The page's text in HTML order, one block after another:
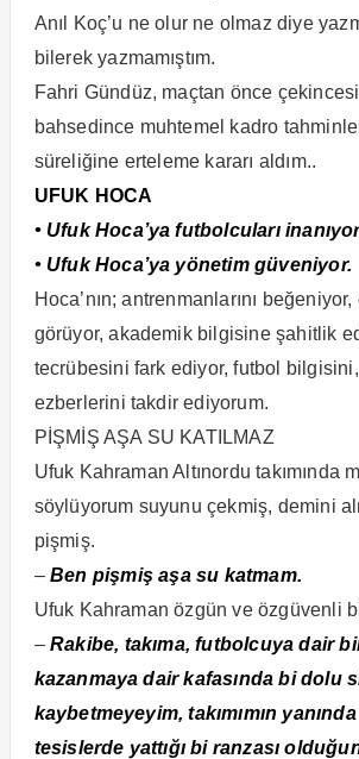
Anıl Koç’u ne olur ne olmaz diye
bilerek yazmamıştım.
Fahri Gündüz, maçtan önce
bahsedince muhtemel kadro
süreliğine erteleme kararı aldım..
UFUK HOCA
• Ufuk Hoca’ya futbolcuları
• Ufuk Hoca’ya yönetim güveniyor.
Hoca’nın; antrenmanlarını
görüyor, akademik bilgisine şahitlik
tecrübesini fark ediyor, futbol
ezberlerini takdir ediyorum.
PİŞMİŞ AŞA SU KATILMAZ
Ufuk Kahraman Altınordu takımında
söylüyorum suyunu çekmiş, demini
pişmiş.
– Ben pişmiş aşa su katmam.
Ufuk Kahraman özgün ve özgüvenli
– Rakibe, takıma, futbolcuya dair
kazanmaya dair kafasında bi dolu
kaybetmeyeyim, takımımın
tesislerde yattığı bi ranzası